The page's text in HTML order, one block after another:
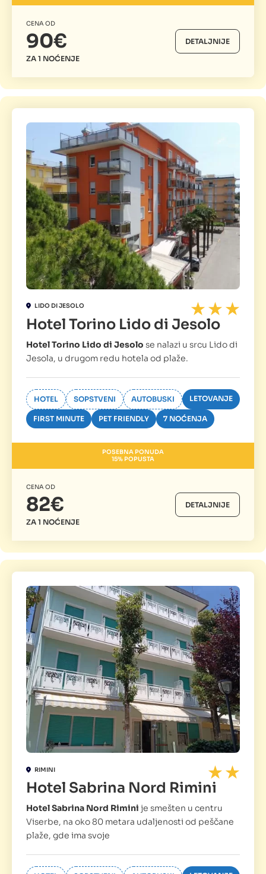
CENA OD
90€
ZA 1 NOĆENJE
DETALJNIJE
LIDO DI JESOLO
Hotel Torino Lido di Jesolo
Hotel Torino Lido di Jesolo se nalazi u srcu Lido di
Jesola, u drugom redu hotela od plaže.
HOTEL SOPSTVENI AUTOBUSKI LETOVANJE
FIRST MINUTE PET FRIENDLY 7 NOĆENJA
POSEBNA PONUDA
15% POPUSTA
CENA OD
82€
ZA 1 NOĆENJE
DETALJNIJE
RIMINI
Hotel Sabrina Nord Rimini
Hotel Sabrina Nord Rimini je smešten u centru
Viserbe, na oko 80 metara udaljenosti od peščane
plaže, gde ima svoje